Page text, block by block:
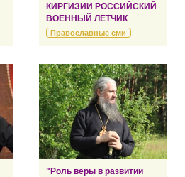
КИРГИЗИИ РОССИЙСКИЙ
ВОЕННЫЙ ЛЕТЧИК
Православные сми
"Роль веры в развитии